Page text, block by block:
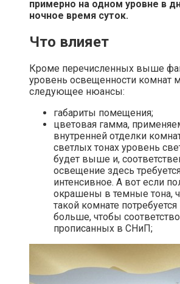
примерно на одном уровне в
ночное время суток.
Что влияет
Кроме перечисленных выше
уровень освещенности комнат
следующее нюансы:
габариты помещения;
цветовая гамма,
внутренней отделки
светлых тонах уровень
будет выше и,
освещение здесь
интенсивное. А вот если
окрашены в темные тона,
такой комнате
больше, чтобы
прописанных в СНиП;